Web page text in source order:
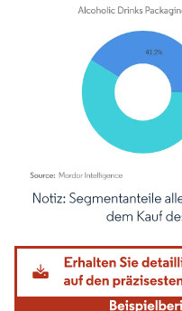
Bild © Mordor Intelligence.